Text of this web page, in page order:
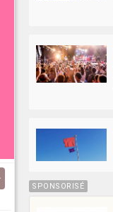
SPONSORISÉ